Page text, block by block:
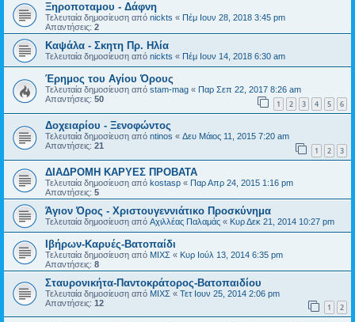
Ξηροποταμου - Δάφνη
Τελευταία δημοσίευση από nickts « Πέμ Ιουν 28, 2018 3:45 pm
Απαντήσεις: 2
Καψάλα - Σκητη Πρ. Ηλία
Τελευταία δημοσίευση από nickts « Πέμ Ιουν 14, 2018 6:30 am
Έρημος του Αγίου Όρους
Τελευταία δημοσίευση από stam-mag « Παρ Σεπ 22, 2017 8:26 am
Απαντήσεις: 50 1 2 3 4 5 6
Δοχειαρίου - Ξενοφώντος
Τελευταία δημοσίευση από ntinos « Δευ Μάιος 11, 2015 7:20 am
Απαντήσεις: 21 1 2 3
ΔΙΑΔΡΟΜΗ ΚΑΡΥΕΣ ΠΡΟΒΑΤΑ
Τελευταία δημοσίευση από kostasp « Παρ Απρ 24, 2015 1:16 pm
Απαντήσεις: 5
Άγιον Όρος - Χριστουγεννιάτικο Προσκύνημα
Τελευταία δημοσίευση από Αχιλλέας Παλαμάς « Κυρ Δεκ 21, 2014 10:27 pm
Ιβήρων-Καρυές-Βατοπαίδι
Τελευταία δημοσίευση από ΜΙΧΣ « Κυρ Ιούλ 13, 2014 6:35 pm
Απαντήσεις: 8
Σταυρονικήτα-Παντοκράτορος-Βατοπαιδίου
Τελευταία δημοσίευση από ΜΙΧΣ « Τετ Ιουν 25, 2014 2:06 pm
Απαντήσεις: 12 1 2